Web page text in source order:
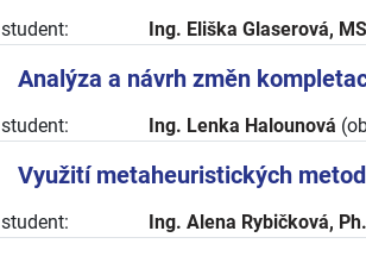
student: Ing. Eliška Glaserová,
Analýza a návrh změn
student: Ing. Lenka Halounová
Využití metaheuristických
student: Ing. Alena Rybičková,